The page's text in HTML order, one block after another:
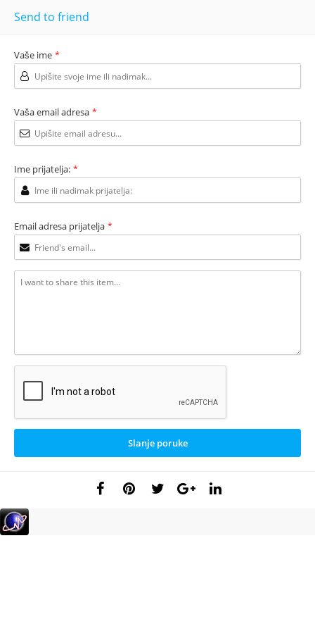
Send to friend
Vaše ime *
Vaša email adresa *
Ime prijatelja: *
Email adresa prijatelja *
Slanje poruke